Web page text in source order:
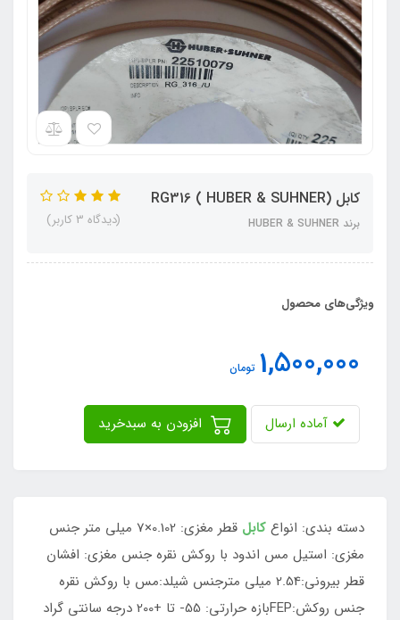
کابل RG316 ( HUBER & SUHNER)
برند HUBER & SUHNER (دیدگاه 3 کاربر)
ویژگی‌های محصول
1,500,000 تومان
آماده ارسال
دسته بندی: انواع کابل
قطر مغزی: 0.102×7 میلی متر جنس
مغزی: استیل مس اندود با روکش نقره جنس مغزی: افشان
قطر بیرونی:2.54 میلی مترجنس شیلد:مس با روکش نقره
جنس روکش:FEPبازه حرارتی: 55- تا +200 درجه سانتی گراد